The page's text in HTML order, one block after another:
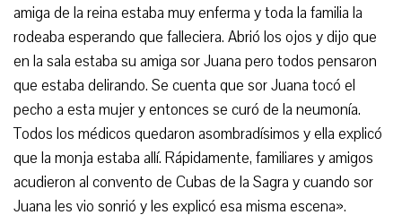
amiga de la reina estaba muy enferma y toda la familia la
rodeaba esperando que falleciera. Abrió los ojos y dijo que
en la sala estaba su amiga sor Juana pero todos pensaron
que estaba delirando. Se cuenta que sor Juana tocó el
pecho a esta mujer y entonces se curó de la neumonía.
Todos los médicos quedaron asombradísimos y ella explicó
que la monja estaba allí. Rápidamente, familiares y amigos
acudieron al convento de Cubas de la Sagra y cuando sor
Juana les vio sonrió y les explicó esa misma escena».